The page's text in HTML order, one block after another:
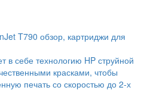
T790 обзор, картриджи для
в себе технологию HP струйной
красками, чтобы
печать со скоростью до 2-х